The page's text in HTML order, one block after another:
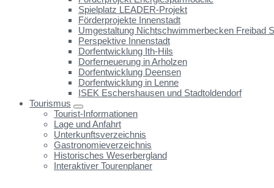
Spielplatz LEADER-Projekt
Förderprojekte Innenstadt
Umgestaltung Nichtschwimmerbecken Freibad
Perspektive Innenstadt
Dorfentwicklung Ith-Hils
Dorferneuerung in Arholzen
Dorfentwicklung Deensen
Dorfentwicklung in Lenne
ISEK Eschershausen und Stadtoldendorf
Tourismus
Tourist-Informationen
Lage und Anfahrt
Unterkunftsverzeichnis
Gastronomieverzeichnis
Historisches Weserbergland
Interaktiver Tourenplaner